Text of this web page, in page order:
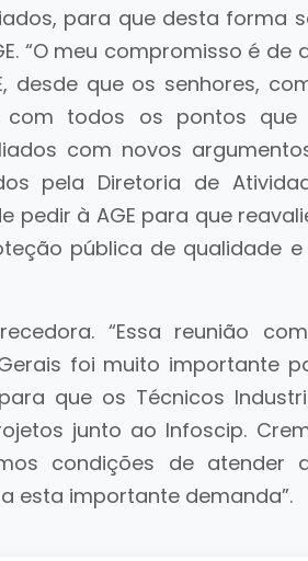
para que desta forma
“O meu compromisso é de
desde que os senhores,
com todos os pontos que
com novos
pela Diretoria de
pedir à AGE para que
pública de qualidade e
“Essa reunião
foi muito importante
que os Técnicos
junto ao Infoscip.
condições de atender
esta importante demanda”.